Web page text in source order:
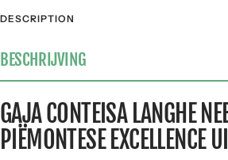
Stoofgerechten
Gerijpte kazen
Pasta
Vis &
zeevruchten
DESCRIPTION
BESCHRIJVING
GAJA CONTEISA LANGHE
PIËMONTESE EXCELLENCE